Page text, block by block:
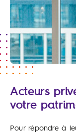
Acteurs
votre
Pour répondre à